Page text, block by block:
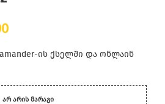
Current
price
₾149.00.
ის ქსელში და ონლაინ
ᲐᲠ ᲐᲠᲘᲡ ᲛᲐᲠᲐᲒᲘ